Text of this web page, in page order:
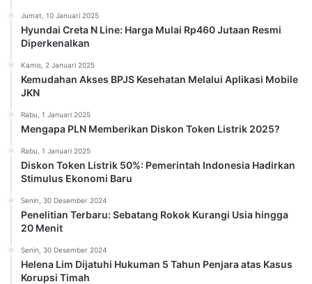
Jumat, 10 Januari 2025
Hyundai Creta N Line: Harga Mulai Rp460 Jutaan Resmi
Diperkenalkan
Kamis, 2 Januari 2025
Kemudahan Akses BPJS Kesehatan Melalui Aplikasi Mobile
JKN
Rabu, 1 Januari 2025
Mengapa PLN Memberikan Diskon Token Listrik 2025?
Rabu, 1 Januari 2025
Diskon Token Listrik 50%: Pemerintah Indonesia Hadirkan
Stimulus Ekonomi Baru
Senin, 30 Desember 2024
Penelitian Terbaru: Sebatang Rokok Kurangi Usia hingga
20 Menit
Senin, 30 Desember 2024
Helena Lim Dijatuhi Hukuman 5 Tahun Penjara atas Kasus
Korupsi Timah